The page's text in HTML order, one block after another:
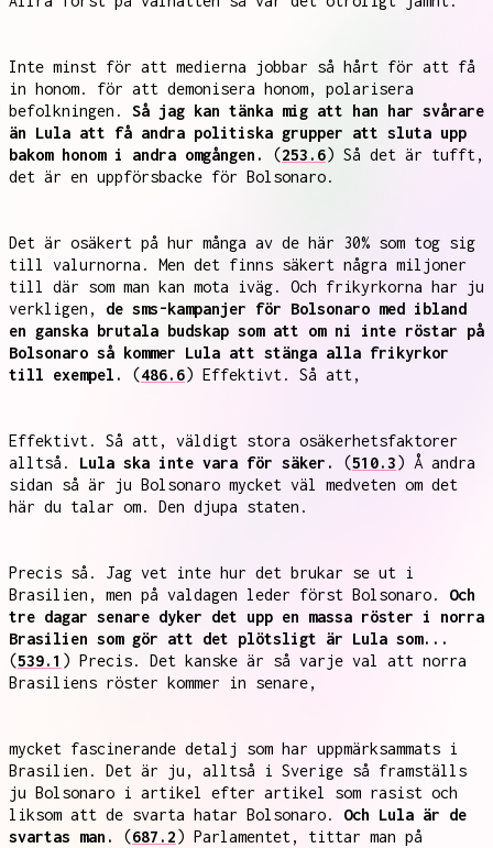
Inte minst för att medierna jobbar så hårt för att få
in honom. för att demonisera honom, polarisera
befolkningen. Så jag kan tänka mig att han har svårare
än Lula att få andra politiska grupper att sluta upp
bakom honom i andra omgången.
(253.6) Så det är tufft,
det är en uppförsbacke för Bolsonaro.
Det är osäkert på hur många av de här 30% som tog sig
till valurnorna. Men det finns säkert några miljoner
till där som man kan mota iväg. Och frikyrkorna har ju
verkligen, de sms-kampanjer för Bolsonaro med ibland
en ganska brutala budskap som att om ni inte röstar på
Bolsonaro så kommer Lula att stänga alla frikyrkor
till exempel.
(486.6) Effektivt. Så att,
Effektivt. Så att, väldigt stora osäkerhetsfaktorer
alltså. Lula ska inte vara för säker. (510.3) Å andra
sidan så är ju Bolsonaro mycket väl medveten om det
här du talar om. Den djupa staten.
Precis så. Jag vet inte hur det brukar se ut i
Brasilien, men på valdagen leder först Bolsonaro. Och
tre dagar senare dyker det upp en massa röster i norra
Brasilien som gör att det plötsligt är Lula som...
(539.1 ) Precis. Det kanske är så varje val att norra
Brasiliens röster kommer in senare,
mycket fascinerande detalj som har uppmärksammats i
Brasilien. Det är ju, alltså i Sverige så framställs
ju Bolsonaro i artikel efter artikel som rasist och
liksom att de svarta hatar Bolsonaro. Och Lula är de
svartas man.
(687.2) Parlamentet, tittar man på